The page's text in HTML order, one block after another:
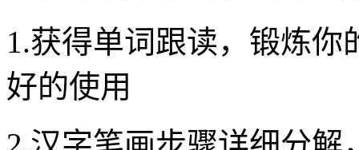
1.获得单词跟读，锻炼你
好的使用